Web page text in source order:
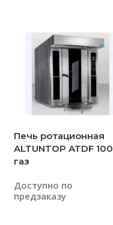
Печь ротационная
ALTUNTOP ATDF 100
газ
Доступно по
предзаказу